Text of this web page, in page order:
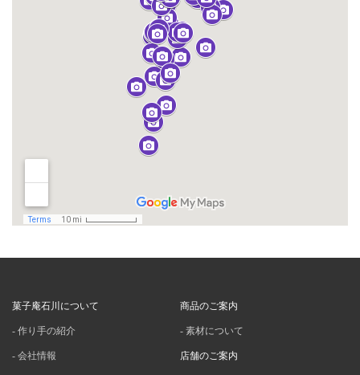
菓子庵石川について
作り手の紹介
会社情報
商品のご案内
素材について
店舗のご案内